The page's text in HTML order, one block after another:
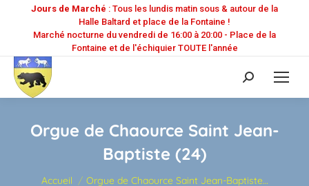
Jours de Marché : Tous les lundis matin sous & autour de la
Halle Baltard et place de la Fontaine !
Marché nocturne du vendredi de 16:00 à 20:00 - Place de la
Fontaine et de l'échiquier TOUTE l'année
Recherche
:
Orgue de Chaource Saint Jean-
Baptiste (24)
Vous êtes ici :
Accueil Orgue de Chaource Saint Jean-Baptiste…